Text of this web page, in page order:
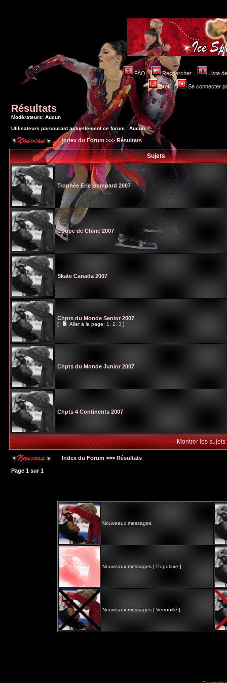
FAQ Rechercher Liste
Profil Se connecter
Résultats
Modérateurs: Aucun
Utilisateurs parcourant actuellement ce forum : Aucun
Index du Forum >>>Résultats
Sujets
Trophée Eric Bompard 2007
Coupe de Chine 2007
Skate Canada 2007
Chpts du Monde Senior 2007
[ Aller à la page:1,2,3]
Chpts du Monde Junior 2007
Chpts 4 Continents 2007
Montrer les
Index du Forum >>> Résultats
Page 1 sur1
Nouveaux messages
Nouveaux messages [ Populaire ]
Nouveaux messages [ Verrouillé ]